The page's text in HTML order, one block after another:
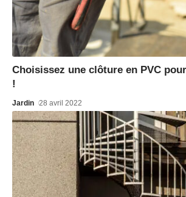
Choisissez une clôture en PVC
!
Jardin 28 avril 2022